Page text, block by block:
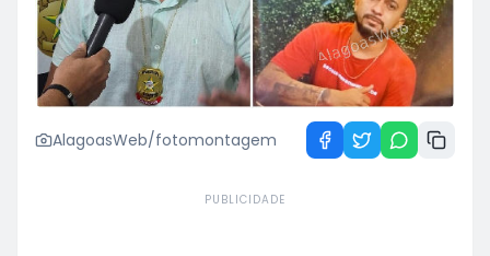
AlagoasWeb/fotomontagem
PUBLICIDADE